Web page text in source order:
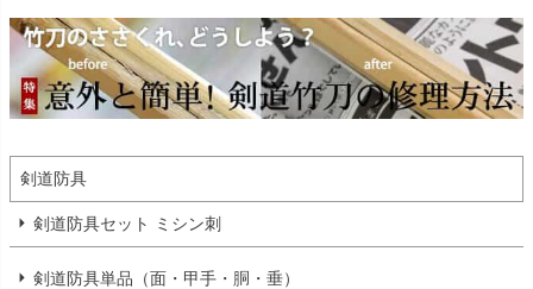
剣道防具
剣道防具セット ミシン刺
剣道防具単品（面・甲手・胴・垂）